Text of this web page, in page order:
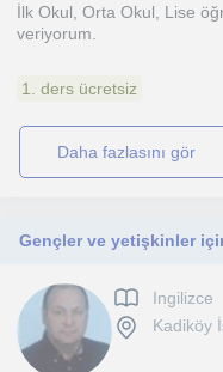
İlk Okul, Orta Okul, Lise
veriyorum.
1. ders ücretsiz
daha fazlasını gör
Ingilizce
Kadiköy